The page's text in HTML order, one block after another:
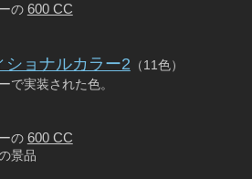
の 600 CC
ショナルカラー2 （11色）
で実装された色。
の 600 CC
景品